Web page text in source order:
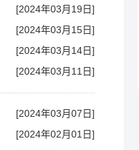
[2024年03月19日]
[2024年03月15日]
[2024年03月14日]
[2024年03月11日]
[2024年03月07日]
[2024年02月01日]